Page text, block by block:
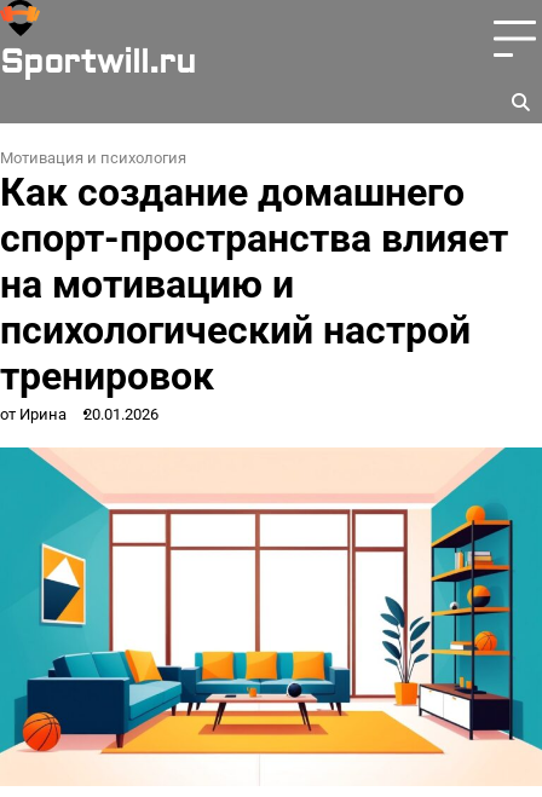
Перейти
содержимому
Sportwill.ru
Мотивация и психология
Как создание домашнего
спорт-пространства влияет
на мотивацию и
психологический настрой
тренировок
от Ирина 20.01.2026